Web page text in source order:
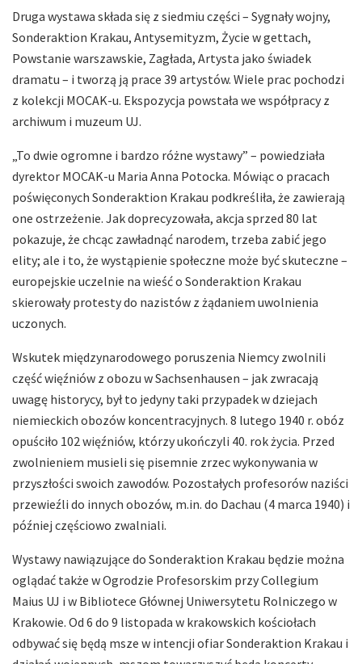
Druga wystawa składa się z siedmiu części – Sygnały wojny,
Sonderaktion Krakau, Antysemityzm, Życie w gettach,
Powstanie warszawskie, Zagłada, Artysta jako świadek
dramatu – i tworzą ją prace 39 artystów. Wiele prac pochodzi
z kolekcji MOCAK-u. Ekspozycja powstała we współpracy z
archiwum i muzeum UJ.
„To dwie ogromne i bardzo różne wystawy” – powiedziała
dyrektor MOCAK-u Maria Anna Potocka. Mówiąc o pracach
poświęconych Sonderaktion Krakau podkreśliła, że zawierają
one ostrzeżenie. Jak doprecyzowała, akcja sprzed 80 lat
pokazuje, że chcąc zawładnąć narodem, trzeba zabić jego
elity; ale i to, że wystąpienie społeczne może być skuteczne –
europejskie uczelnie na wieść o Sonderaktion Krakau
skierowały protesty do nazistów z żądaniem uwolnienia
uczonych.
Wskutek międzynarodowego poruszenia Niemcy zwolnili
część więźniów z obozu w Sachsenhausen – jak zwracają
uwagę historycy, był to jedyny taki przypadek w dziejach
niemieckich obozów koncentracyjnych. 8 lutego 1940 r. obóz
opuściło 102 więźniów, którzy ukończyli 40. rok życia. Przed
zwolnieniem musieli się pisemnie zrzec wykonywania w
przyszłości swoich zawodów. Pozostałych profesorów naziści
przewieźli do innych obozów, m.in. do Dachau (4 marca 1940) i
później częściowo zwalniali.
Wystawy nawiązujące do Sonderaktion Krakau będzie można
oglądać także w Ogrodzie Profesorskim przy Collegium
Maius UJ i w Bibliotece Głównej Uniwersytetu Rolniczego w
Krakowie. Od 6 do 9 listopada w krakowskich kościołach
odbywać się będą msze w intencji ofiar Sonderaktion Krakau i